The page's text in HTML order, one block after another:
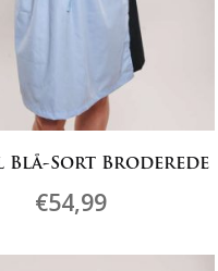
Sort Broderede
€54,99